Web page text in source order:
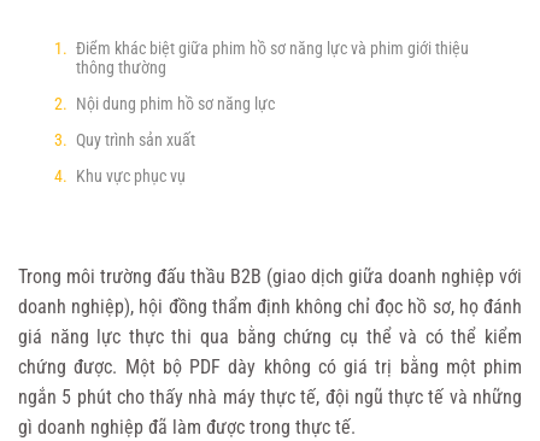
Điểm khác biệt giữa phim hồ sơ năng lực và phim giới thiệu
thông thường
Nội dung phim hồ sơ năng lực
Quy trình sản xuất
Khu vực phục vụ
Trong môi trường đấu thầu B2B (giao dịch giữa doanh nghiệp với
doanh nghiệp), hội đồng thẩm định không chỉ đọc hồ sơ, họ đánh
giá năng lực thực thi qua bằng chứng cụ thể và có thể kiểm
chứng được. Một bộ PDF dày không có giá trị bằng một phim
ngắn 5 phút cho thấy nhà máy thực tế, đội ngũ thực tế và những
gì doanh nghiệp đã làm được trong thực tế.